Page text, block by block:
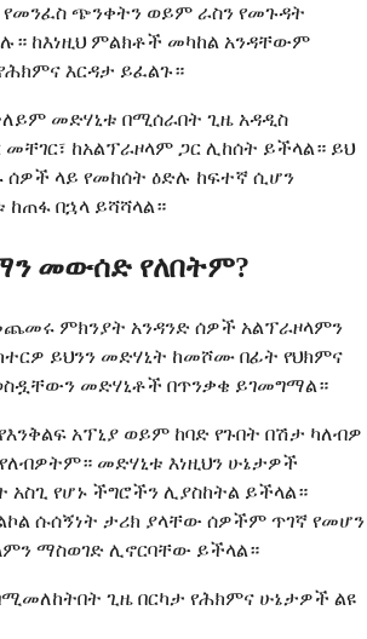
የመንፈስ ጭንቀትን ወይም ራስን የመጉዳት
ከእነዚህ ምልክቶች መካከል አንዳቸውም
እርዳታ ይፈልጉ።
መድሃኒቱ በሚሰራበት ጊዜ አዳዲስ
ከአልፕራዞላም ጋር ሊከሰት ይችላል። ይህ
ላይ የመከሰት ዕድሉ ከፍተኛ ሲሆን
በኋላ ይሻሻላል።
መውሰድ የለበትም?
ምክንያት አንዳንድ ሰዎች አልፕራዞላምን
ይህንን መድሃኒት ከመሾሙ በፊት የህክምና
መድሃኒቶች በጥንቃቄ ይገመግማል።
አፕኒያ ወይም ከባድ የጉበት በሽታ ካለብዎ
መድሃኒቱ እነዚህን ሁኔታዎች
የሆኑ ችግሮችን ሊያስከትል ይችላል።
ሱሰኝነት ታሪክ ያላቸው ሰዎችም ጥገኛ የመሆን
ማስወገድ ሊኖርባቸው ይችላል።
ጊዜ በርካታ የሕክምና ሁኔታዎች ልዩ